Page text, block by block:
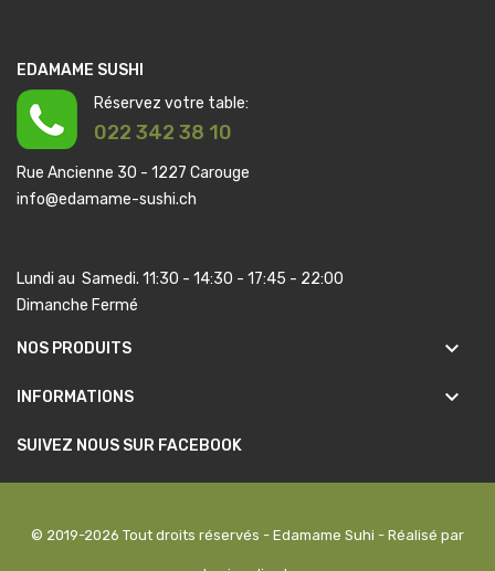
EDAMAME SUSHI
Réservez votre table:
022 342 38 10
Rue Ancienne 30 - 1227 Carouge
info@edamame-sushi.ch
Lundi au Samedi. 11:30 - 14:30 - 17:45 - 22:00
Dimanche Fermé
NOS PRODUITS keyboard_arrow_down
INFORMATIONS keyboard_arrow_down
SUIVEZ NOUS SUR FACEBOOK
© 2019-2026 Tout droits réservés - Edamame Suhi - Réalisé par